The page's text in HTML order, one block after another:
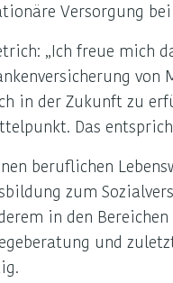
Versorgung
„Ich freue mich
von
in der Zukunft zu
Das
beruflichen
zum
in den
und